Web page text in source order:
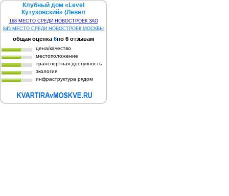
Клубный дом «Level
Кутузовский» (Левел
Кутузовский)
цена/качество
местоположение
транспортная доступность
экология
инфраструктура рядом
общая оценка 6по 6 отзывам
845 МЕСТО СРЕДИ НОВОСТРОЕК МОСКВЫ
168 МЕСТО СРЕДИ НОВОСТРОЕК ЗАО